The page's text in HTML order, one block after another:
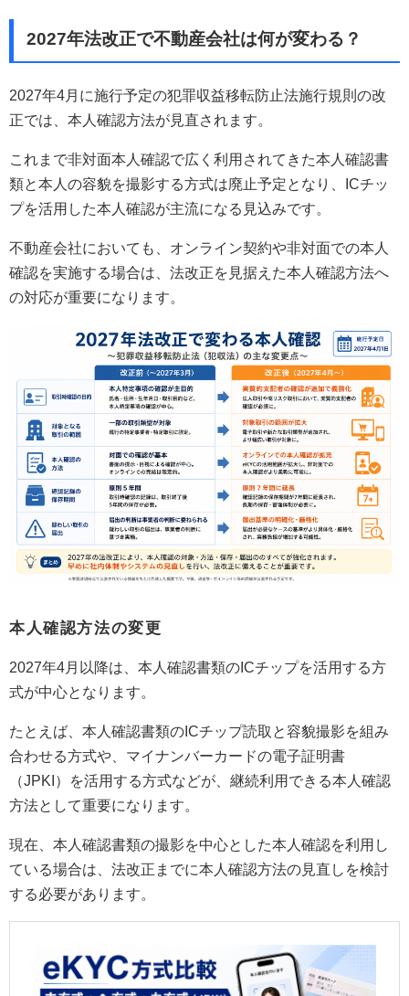
2027年法改正で不動産会社は何が変わる？
2027年4月に施行予定の犯罪収益移転防止法施行規則の改
正では、本人確認方法が見直されます。
これまで非対面本人確認で広く利用されてきた本人確認書
類と本人の容貌を撮影する方式は廃止予定となり、ICチッ
プを活用した本人確認が主流になる見込みです。
不動産会社においても、オンライン契約や非対面での本人
確認を実施する場合は、法改正を見据えた本人確認方法へ
の対応が重要になります。
本人確認方法の変更
2027年4月以降は、本人確認書類のICチップを活用する方
式が中心となります。
たとえば、本人確認書類のICチップ読取と容貌撮影を組み
合わせる方式や、マイナンバーカードの電子証明書
（JPKI）を活用する方式などが、継続利用できる本人確認
方法として重要になります。
現在、本人確認書類の撮影を中心とした本人確認を利用し
ている場合は、法改正までに本人確認方法の見直しを検討
する必要があります。